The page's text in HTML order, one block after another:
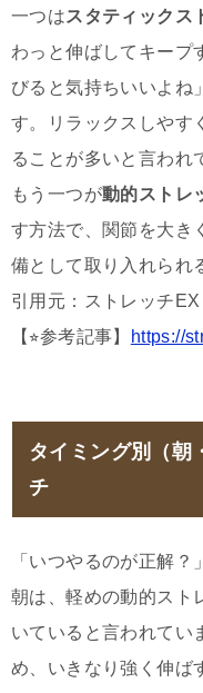
一つはスタティックス
わっと伸ばしてキープ
びると気持ちいいよね
す。リラックスしやす
ることが多いと言われ
もう一つが動的ストレ
す方法で、関節を大き
備として取り入れられ
引用元：ストレッチEX
【⭐︎参考記事】
https://
タイミング別（朝
チ
「いつやるのが正解？
朝は、軽めの動的スト
いていると言われてい
め、いきなり強く伸ば